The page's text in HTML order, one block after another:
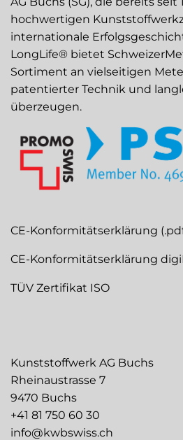
hochwertigen
internationale
LongLife® bietet
Sortiment an vielseitigen
patentierter Technik und
überzeugen.
CE-Konformitätserklärung
CE-Konformitätserklärung
TÜV Zertifikat ISO
Kunststoffwerk AG Buchs
Rheinaustrasse 7
9470 Buchs
+41 81 750 60 30
info@kwbswiss.ch